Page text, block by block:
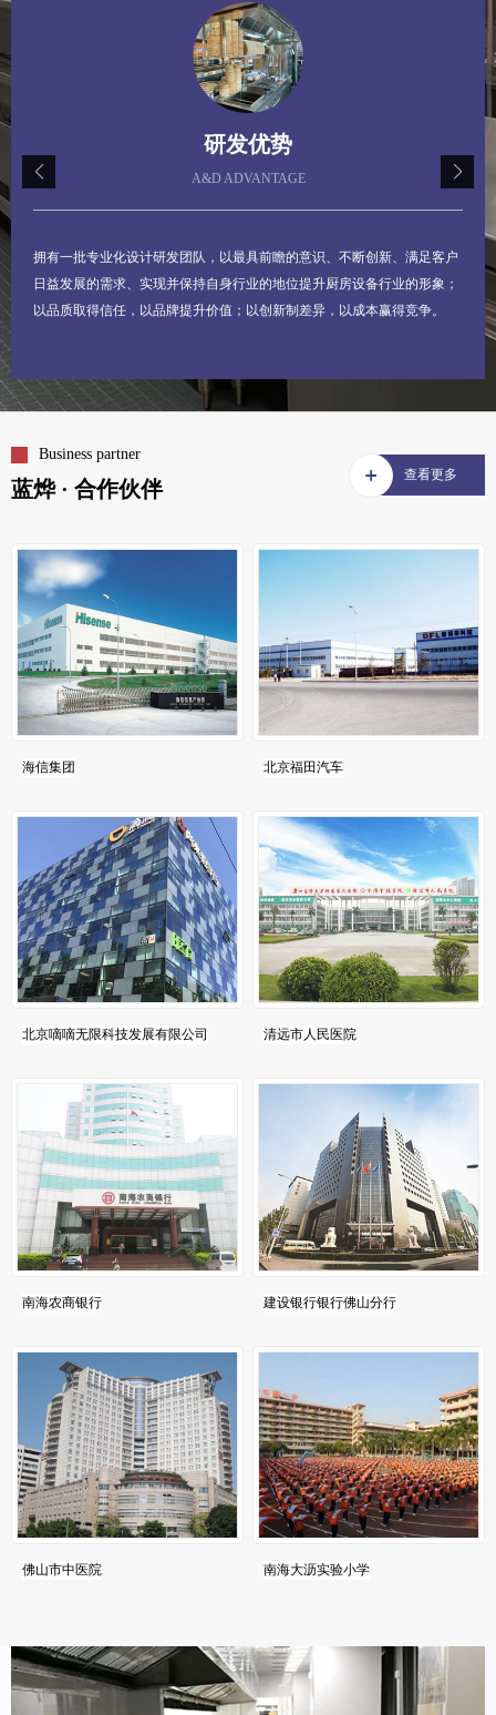
02.产品优势
PRODUCT ADVANTAGE
蓝烨厨房设备工程坚持严抓生产质量关，确保生产的所有产品都是精品。
以品质取得信任，以品牌提升价值；以创新制差异，以成本赢得竞争。
Business partner
蓝烨 · 合作伙伴
查看更多
海信集团 北京福田汽车
北京嘀嘀无限科技发展有限公司 清远市人民医院
南海农商银行 建设银行银行佛山分行
佛山市中医院 南海大沥实验小学